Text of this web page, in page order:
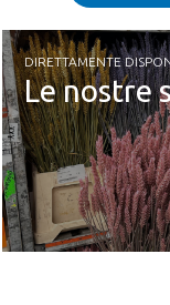
DIRETTAMENTE
Le nostre